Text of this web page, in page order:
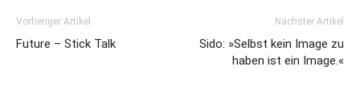
Vorheriger Artikel
Future – Stick Talk
Nächster Artikel
Sido: »Selbst kein Image zu
haben ist ein Image.«